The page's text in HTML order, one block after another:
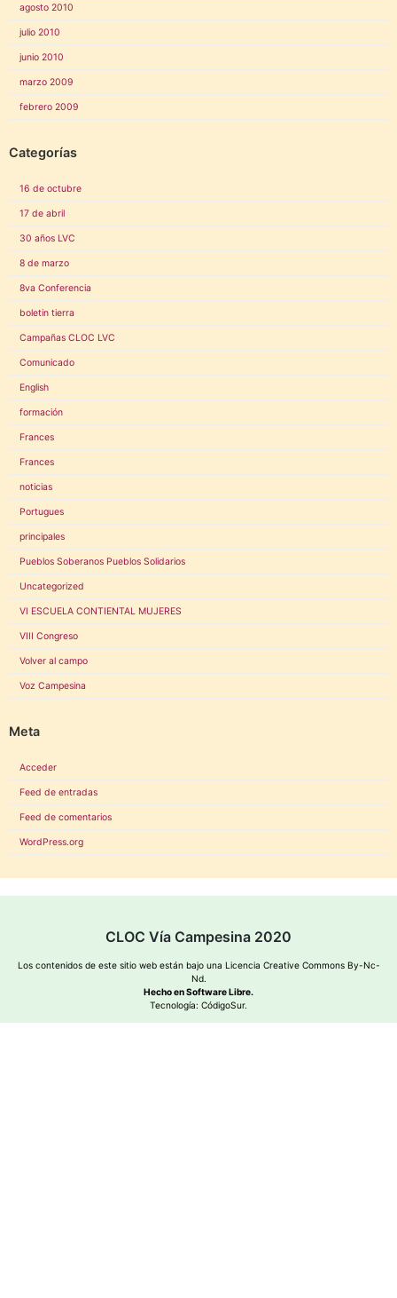
agosto 2010
julio 2010
junio 2010
marzo 2009
febrero 2009
Categorías
16 de octubre
17 de abril
30 años LVC
8 de marzo
8va Conferencia
boletin tierra
Campañas CLOC LVC
Comunicado
English
formación
Frances
Frances
noticias
Portugues
principales
Pueblos Soberanos Pueblos Solidarios
Uncategorized
VI ESCUELA CONTIENTAL MUJERES
VIII Congreso
Volver al campo
Voz Campesina
Meta
Acceder
Feed de entradas
Feed de comentarios
WordPress.org
CLOC Vía Campesina 2020
Los contenidos de este sitio web están bajo una Licencia Creative Commons By-Nc-
Nd.
Hecho en Software Libre.
Tecnología: CódigoSur.